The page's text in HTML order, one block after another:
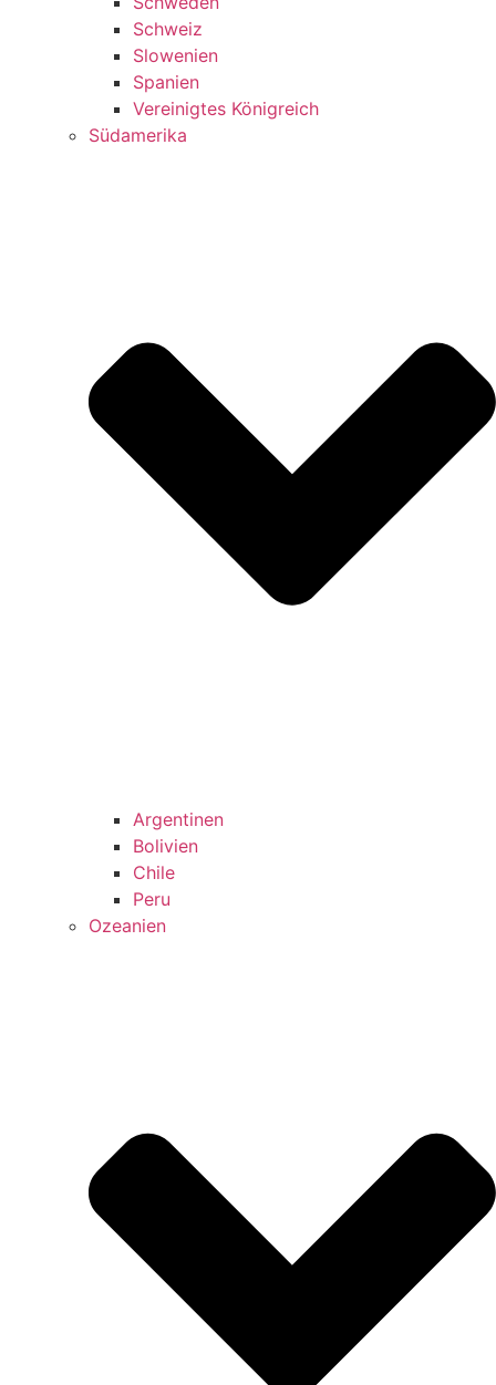
Schweiz
Slowenien
Spanien
Vereinigtes Königreich
Südamerika
Argentinen
Bolivien
Chile
Peru
Ozeanien